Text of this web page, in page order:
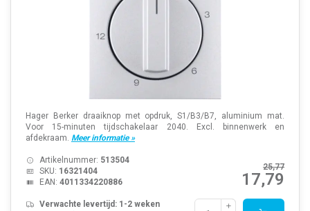
Hager Berker draaiknop met opdruk, S1/B3/B7, aluminium mat.
Voor 15-minuten tijdschakelaar 2040. Excl. binnenwerk en
afdekraam. Meer informatie »
25,77
17,79
Artikelnummer: 513504
SKU: 16321404
EAN: 4011334220886
Verwachte levertijd: 1-2 weken